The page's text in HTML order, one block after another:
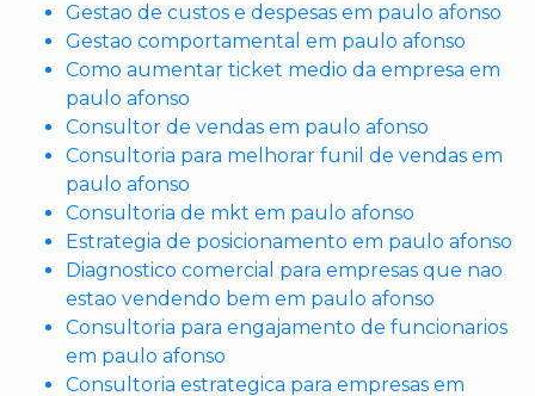
Gestao de custos e despesas em paulo afonso
Gestao comportamental em paulo afonso
Como aumentar ticket medio da empresa em
paulo afonso
Consultor de vendas em paulo afonso
Consultoria para melhorar funil de vendas em
paulo afonso
Consultoria de mkt em paulo afonso
Estrategia de posicionamento em paulo afonso
Diagnostico comercial para empresas que nao
estao vendendo bem em paulo afonso
Consultoria para engajamento de funcionarios
em paulo afonso
Consultoria estrategica para empresas em